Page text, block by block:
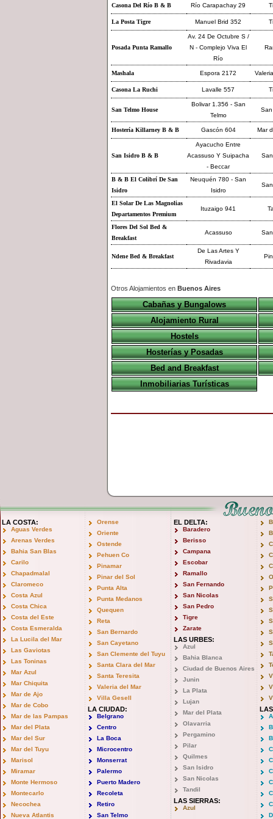
Casona Del Río B & B Río Carapachay 29
La Posta Tigre Manuel Brid 352
Posada Punta Ramallo
Av. 24 De Octubre S /
N - Complejo Viva El
Río
Mashala Espora 2172
Casona La Ruchi Lavalle 557
San Telmo House
Bolivar 1.356 - San
Telmo
San
Hostería Killarney B & B Gascón 604 Mar
San Isidro B & B
Ayacucho Entre
Acassuso Y Suipacha
- Beccar
B & B El Colibrí De San
Isidro
Neuquén 780 - San
Isidro
El Solar De Las Magnolias
Departamentos Premium
Ituzaigo 941
Flores Del Sol Bed &
Breakfast
Acassuso
Ndene Bed & Breakfast
De Las Artes Y
Rivadavia
Otros Alojamientos en Buenos Aires
Cabañas y Bungalows
Alojamiento Rural
Hostels
Hosterías y Posadas
Bed and Breakfast
Inmobiliarias Turísticas
LA COSTA:
Aguas Verdes
Arenas Verdes
Bahia San Blas
Carilo
Chapadmalal
Claromeco
Costa Azul
Costa Chica
Costa del Este
Costa Esmeralda
La Lucila del Mar
Las Gaviotas
Las Toninas
Mar Azul
Mar Chiquita
Mar de Ajo
Mar de Cobo
Mar de las Pampas
Mar del Plata
Mar del Sur
Mar del Tuyu
Marisol
Miramar
Monte Hermoso
Montecarlo
Necochea
Nueva Atlantis
Orense
Oriente
Ostende
Pehuen Co
Pinamar
Pinar del Sol
Punta Alta
Punta Medanos
Quequen
Reta
San Bernardo
San Cayetano
San Clemente del Tuyu
Santa Clara del Mar
Santa Teresita
Valeria del Mar
Villa Gesell
LA CIUDAD:
Belgrano
Centro
La Boca
Microcentro
Monserrat
Palermo
Puerto Madero
Recoleta
Retiro
San Telmo
EL DELTA:
Baradero
Berisso
Campana
Escobar
Ramallo
San Fernando
San Nicolas
San Pedro
Tigre
Zarate
LAS URBES:
Azul
Bahia Blanca
Ciudad de Buenos Aires
Junin
La Plata
Lujan
Mar del Plata
Olavarria
Pergamino
Pilar
Quilmes
San Isidro
San Nicolas
Tandil
LAS SIERRAS:
Azul